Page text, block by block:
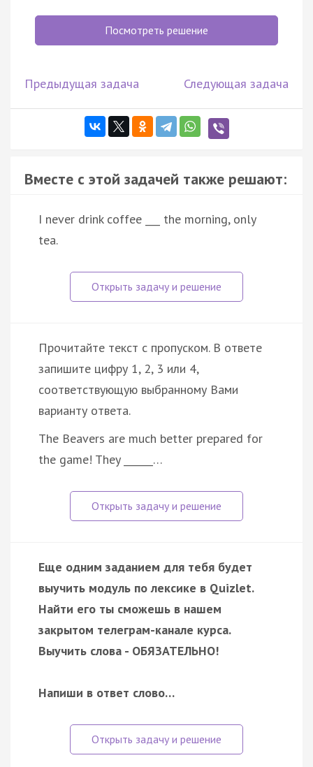
Посмотреть решение
Предыдущая задача Следующая задача
Вместе с этой задачей также решают:
I never drink coffee ___ the morning, only
tea.
Прочитайте текст с пропуском. В ответе
запишите цифру 1, 2, 3 или 4,
соответствующую выбранному Вами
варианту ответа.
The Beavers are much better prepared for
the game! They ______…
Еще одним заданием для тебя будет
выучить модуль по лексике в Quizlet.
Найти его ты сможешь в нашем
закрытом телеграм-канале курса.
Выучить слова - ОБЯЗАТЕЛЬНО!
Напиши в ответ слово…